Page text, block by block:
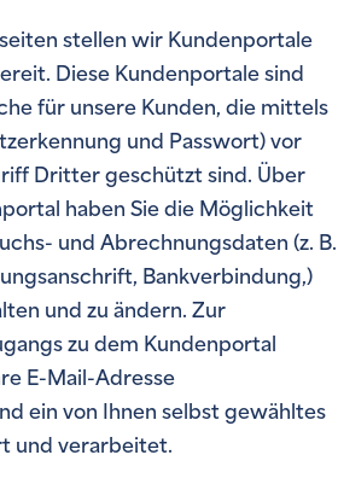
stellen wir Kundenportale
Diese Kundenportale sind
für unsere Kunden, die mittels
und Passwort) vor
Dritter geschützt sind. Über
haben Sie die Möglichkeit
und Abrechnungsdaten (z. B.
Bankverbindung,)
und zu ändern. Zur
zu dem Kundenportal
E-Mail-Adresse
ein von Ihnen selbst gewähltes
und verarbeitet.